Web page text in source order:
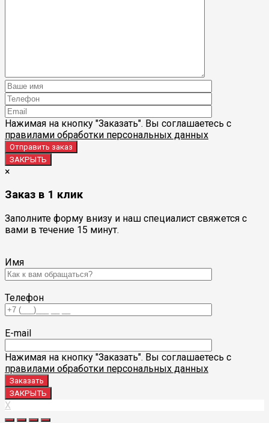
Нажимая на кнопку "Заказать". Вы соглашаетесь с
правилами обработки персональных данных
ЗАКРЫТЬ
×
Заказ в 1 клик
Заполните форму внизу и наш специалист свяжется с
вами в течение 15 минут.
Имя
Телефон
E-mail
Нажимая на кнопку "Заказать". Вы соглашаетесь с
правилами обработки персональных данных
ЗАКРЫТЬ
X